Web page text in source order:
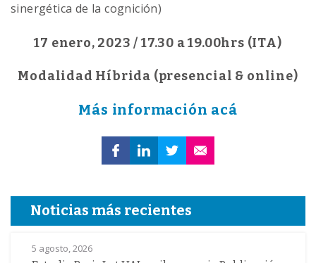
sinergética de la cognición)
17 enero, 2023 / 17.30 a 19.00hrs (ITA)
Modalidad Híbrida (presencial & online)
Más información acá
Noticias más recientes
5 agosto, 2026